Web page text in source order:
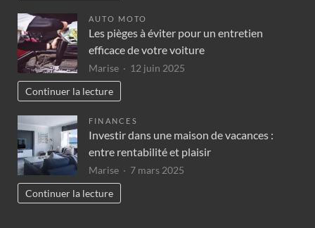
AUTO MOTO
Les pièges à éviter pour un entretien
efficace de votre voiture
Marise
12 juin 2025
Continuer la lecture
FINANCES
Investir dans une maison de vacances :
entre rentabilité et plaisir
Marise
7 mars 2025
Continuer la lecture